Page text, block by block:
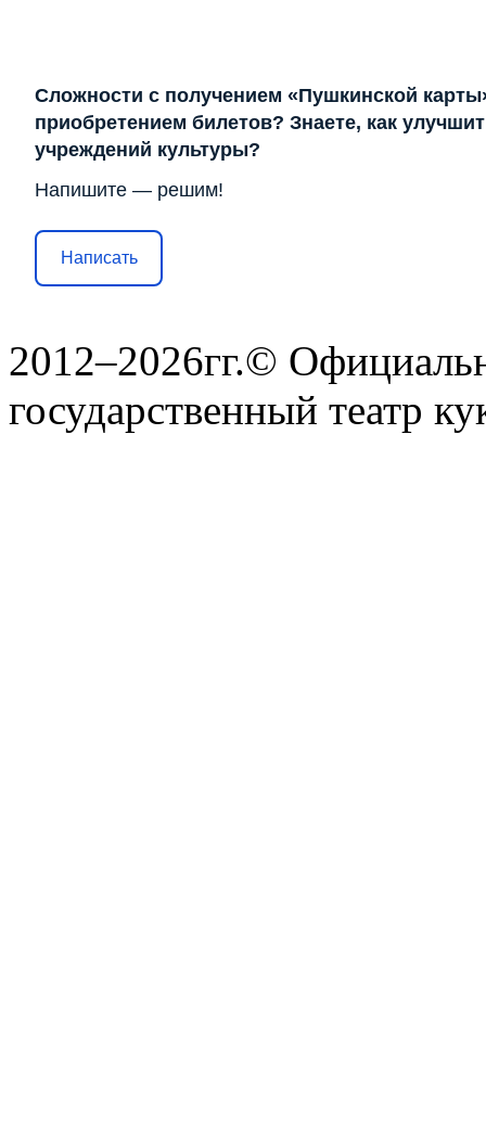
Сложности с получением «Пушкинской
приобретением билетов? Знаете, как
учреждений культуры?
Напишите — решим!
Написать
2012–2026гг.©
государственный театр